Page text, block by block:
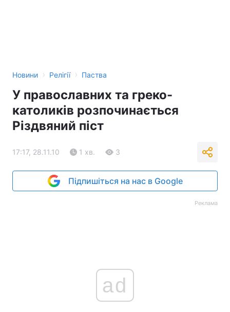
Новини › Релігії › Паства
У православних та греко-
католиків розпочинається
Різдвяний піст
17:17, 28.11.10 1 хв. 3
Підпишіться на нас в Google
Реклама
ad